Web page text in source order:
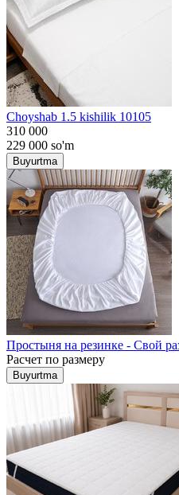
Choyshab 1.5 kishilik 10105
310 000
229 000 so'm
Buyurtma
Простыня на резинке - Свой
Расчет по размеру
Buyurtma